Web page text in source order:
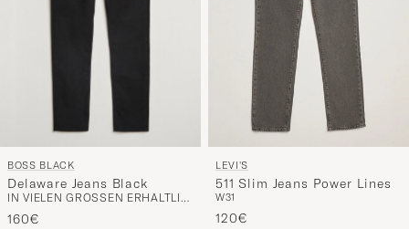
BOSS BLACK
Delaware Jeans Black
IN VIELEN GRÖSSEN ERHÄLTLICH
160€
LEVI'S
511 Slim Jeans Power Lines
W31
120€